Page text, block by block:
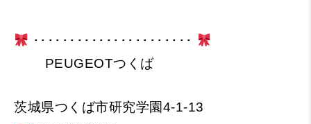
･･････････････････････
PEUGEOTつくば
茨城県つくば市研究学園4-1-13